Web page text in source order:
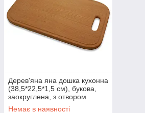
Дерев'яна яна дошка кухонна
(38,5*22,5*1,5 см), букова,
заокруглена, з отвором
Немає в наявності